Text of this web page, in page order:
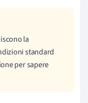
la
standard
per sapere